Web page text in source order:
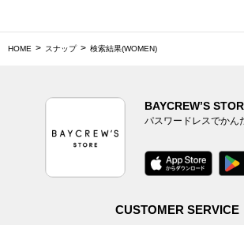
HOME スナップ 検索結果(WOMEN)
BAYCREW’S
パスワードレスでかん
CUSTOMER SERVICE